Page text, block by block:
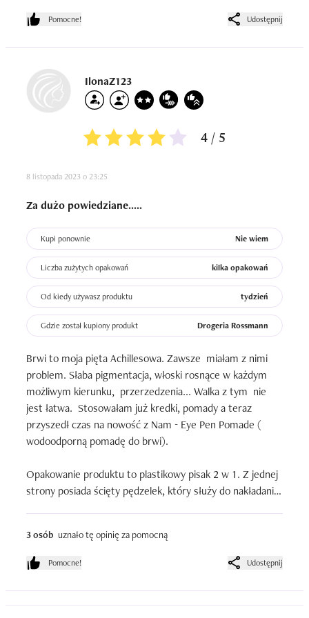
pewno kupię ponownie!
Pomocne! Udostępnij
IlonaZ123
4 / 5
8 listopada 2023 o 23:25
Za dużo powiedziane.....
Kupi ponownie Nie wiem
Liczba zużytych opakowań kilka opakowań
Od kiedy używasz produktu tydzień
Gdzie został kupiony produkt Drogeria Rossmann
Brwi to moja pięta Achillesowa. Zawsze  miałam z nimi
problem. Słaba pigmentacja, włoski rosnące w każdym
możliwym kierunku,  przerzedzenia... Walka z tym  nie
jest łatwa.  Stosowałam już kredki, pomady a teraz
przyszedł czas na nowość z Nam - Eye Pen Pomade (
wodoodporną pomadę do brwi).
Opakowanie produktu to plastikowy pisak 2 w 1. Z jednej
strony posiada ścięty pędzelek, który służy do nakładania
nabieraniem i później nakładaniem pomady na brwi.
Zapach pomady ma czysto chemiczną woń. Nie przypadł
mi on do gustu, jednakże da się wytrzymać.
3 osób uznało tę opinię za pomocną
Pomocne! Udostępnij